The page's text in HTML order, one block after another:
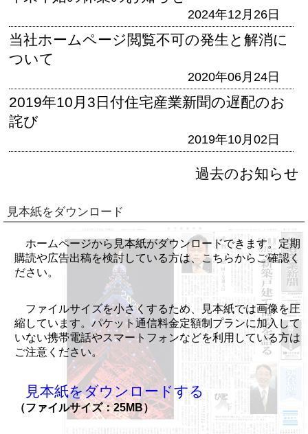
2024年12月26日
当社ホームページ閲覧不可の発生と解消に
ついて
2020年06月24日
2019年10月3日付住宅産業新聞の遅配のお
詫び
2019年10月02日
過去のお知らせ
見本紙をダウンロード
ホームページから見本紙がダウンロードできます。定期
購読や広告出稿を検討している方は、こちらからご確認く
ださい。
ファイルサイズを小さくするため、見本紙では画像を圧
縮しています。パケット通信料金定額制プランに加入して
いない携帯電話やスマートフォンなどを利用している方は
ご注意ください。
見本紙をダウンロードする
（ファイルサイズ：25MB）